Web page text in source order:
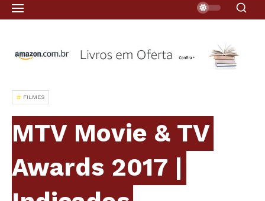
FILMES
MTV Movie & TV
Awards 2017 |